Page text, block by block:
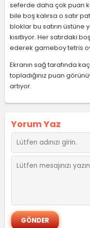
seferde daha çok puan
bile boş kalırsa o satır
bloklar bu satırın üstüne
kısıtlıyor. Her satırdaki
ederek gameboy tetris
Ekranın sağ tarafında
topladığınız puan
artıyor.
Yorum Yaz